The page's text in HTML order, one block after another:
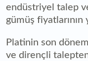
endüstriyel talep
gümüş
Platinin son
ve dirençli